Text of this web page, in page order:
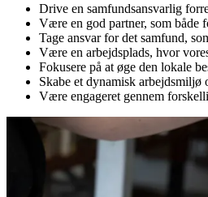
Drive en samfundsansvarlig
Være en god partner, som både
Tage ansvar for det samfund,
Være en arbejdsplads, hvor
Fokusere på at øge den lokale
Skabe et dynamisk
Være engageret gennem